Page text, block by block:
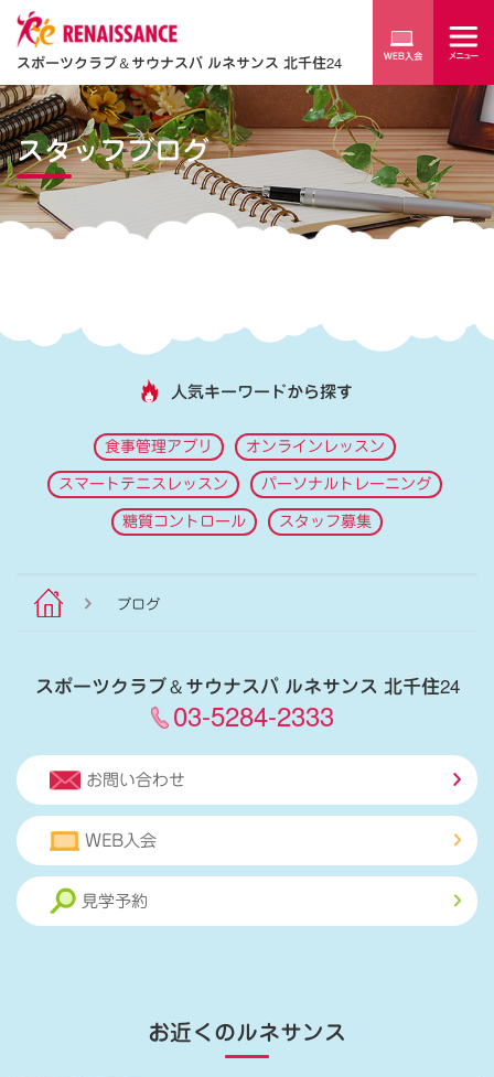
スポーツクラブ＆サウナスパ ルネサンス 北千住24
スタッフブログ
人気キーワードから探す
食事管理アプリ オンラインレッスン
スマートテニスレッスン パーソナルトレーニング
糖質コントロール スタッフ募集
ブログ
スポーツクラブ＆サウナスパ ルネサンス 北千住24
03-5284-2333
お問い合わせ
WEB入会
見学予約
お近くのルネサンス